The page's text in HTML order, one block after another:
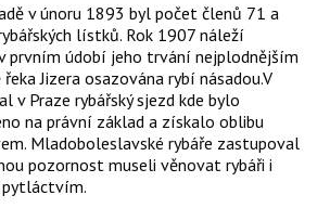
v únoru 1893 byl počet členů 71 a
lístků. Rok 1907 náleží
prvním údobí jeho trvání nejplodnějším
Jizera osazována rybí násadou.V
v Praze rybářský sjezd kde bylo
na právní základ a získalo oblibu
Mladoboleslavské rybáře zastupoval
pozornost museli věnovat rybáři i
pytláctvím.